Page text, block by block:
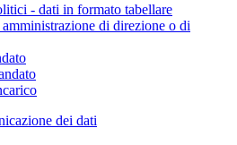
- dati in formato tabellare
di direzione o di
dei dati